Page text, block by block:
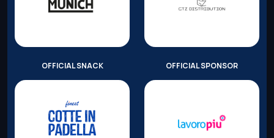
OFFICIAL SNACK OFFICIAL SPONSOR